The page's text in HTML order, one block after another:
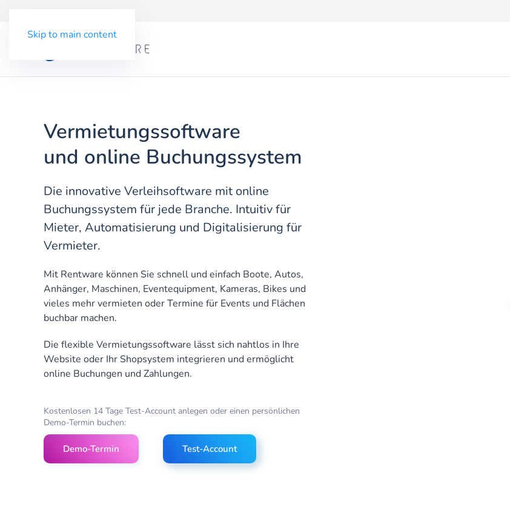
Skip to main content
Vermietungssoftware
und online Buchungssystem
Die innovative Verleihsoftware mit online
Buchungssystem für jede Branche. Intuitiv für
Mieter, Automatisierung und Digitalisierung für
Vermieter.
Mit Rentware können Sie schnell und einfach Boote, Autos,
Anhänger, Maschinen, Eventequipment, Kameras, Bikes und
vieles mehr vermieten oder Termine für Events und Flächen
buchbar machen.
Die flexible Vermietungssoftware lässt sich nahtlos in Ihre
Website oder Ihr Shopsystem integrieren und ermöglicht
online Buchungen und Zahlungen.
Kostenlosen 14 Tage Test-Account anlegen oder einen persönlichen
Demo-Termin buchen:
Demo-Termin Test-Account